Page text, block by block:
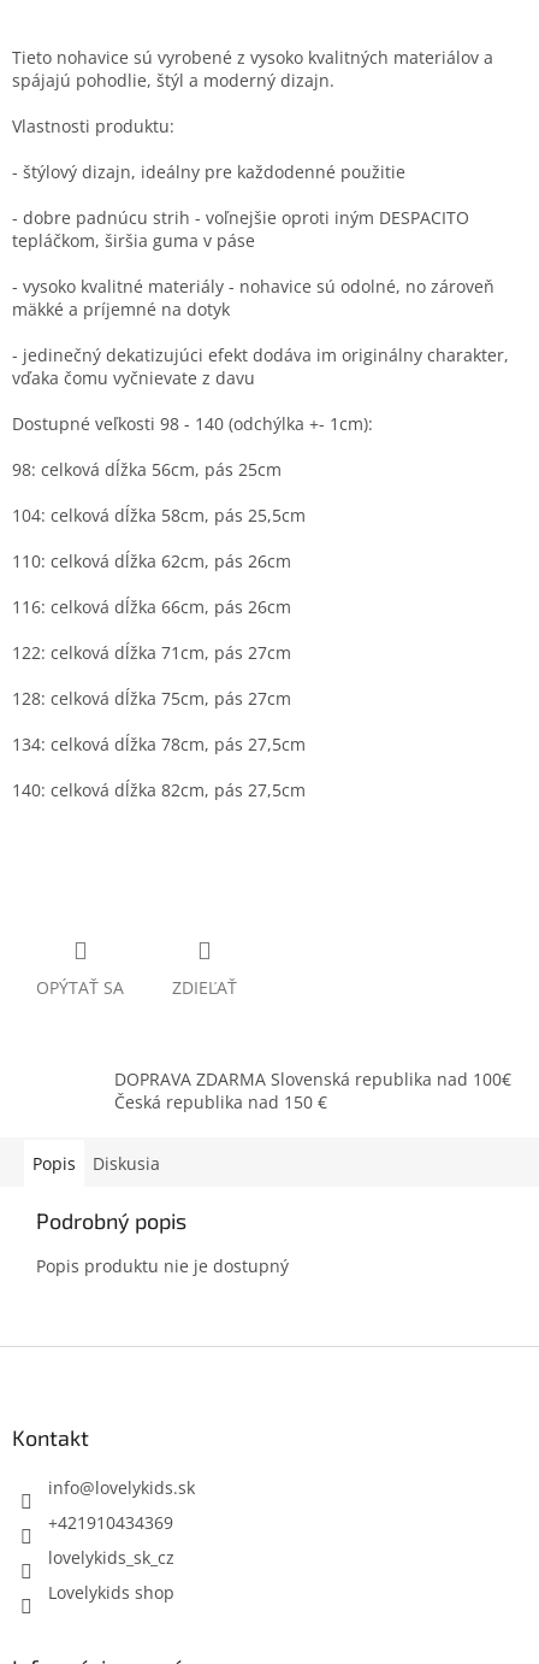
Tieto nohavice sú vyrobené z vysoko kvalitných materiálov a
spájajú pohodlie, štýl a moderný dizajn.
Vlastnosti produktu:
- štýlový dizajn, ideálny pre každodenné použitie
- dobre padnúcu strih - voľnejšie oproti iným DESPACITO
tepláčkom, širšia guma v páse
- vysoko kvalitné materiály - nohavice sú odolné, no zároveň
mäkké a príjemné na dotyk
- jedinečný dekatizujúci efekt dodáva im originálny charakter,
vďaka čomu vyčnievate z davu
Dostupné veľkosti 98 - 140 (odchýlka +- 1cm):
98: celková dĺžka 56cm, pás 25cm
104: celková dĺžka 58cm, pás 25,5cm
110: celková dĺžka 62cm, pás 26cm
116: celková dĺžka 66cm, pás 26cm
122: celková dĺžka 71cm, pás 27cm
128: celková dĺžka 75cm, pás 27cm
134: celková dĺžka 78cm, pás 27,5cm
140: celková dĺžka 82cm, pás 27,5cm
OPÝTAŤ SA ZDIEĽAŤ
DOPRAVA ZDARMA Slovenská republika nad 100€
Česká republika nad 150 €
Popis Diskusia
Podrobný popis
Popis produktu nie je dostupný
Kontakt
info@lovelykids.sk
+421910434369
lovelykids_sk_cz
Lovelykids shop